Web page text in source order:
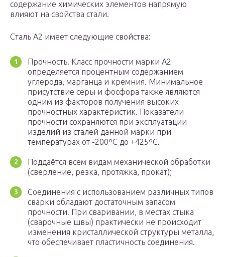
содержание химических элементов напрямую
влияют на свойства стали.
Сталь А2 имеет следующие свойства:
Прочность. Класс прочности марки А2
определяется процентным содержанием
углерода, марганца и кремния. Минимальное
присутствие серы и фосфора также являются
одним из факторов получения высоких
прочностных характеристик. Показатели
прочности сохраняются при эксплуатации
изделий из сталей данной марки при
температурах от -200ºC до +425ºС.
Поддаётся всем видам механической обработки
(сверление, резка, протяжка, прокат);
Соединения с использованием различных типов
сварки обладают достаточным запасом
прочности. При сваривании, в местах стыка
(сварочные швы) практически не происходит
изменения кристаллической структуры металла,
что обеспечивает пластичность соединения.